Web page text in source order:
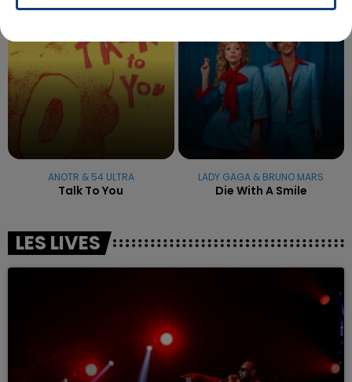
ANOTR & 54 ULTRA
Talk To You
LADY GAGA & BRUNO MARS
Die With A Smile
LES LIVES